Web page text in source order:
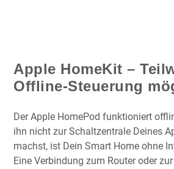
Apple HomeKit –
Offline-Steuerung
Der Apple HomePod funktioniert
ihn nicht zur Schaltzentrale Deines
machst, ist Dein Smart Home ohne
Eine Verbindung zum Router oder